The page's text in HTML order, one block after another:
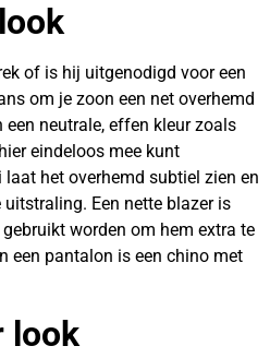
of is hij uitgenodigd voor een
om je zoon een net overhemd
neutrale, effen kleur zoals
eindeloos mee kunt
het overhemd subtiel zien en
Een nette blazer is
worden om hem extra te
een pantalon is een chino met
look